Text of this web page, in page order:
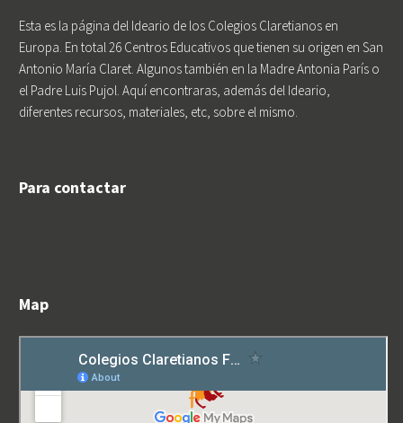
Esta es la página del Ideario de los Colegios Claretianos en
Europa. En total 26 Centros Educativos que tienen su origen en San
Antonio María Claret. Algunos también en la Madre Antonia París o
el Padre Luis Pujol. Aquí encontraras, además del Ideario,
diferentes recursos, materiales, etc, sobre el mismo.
Para contactar
Map